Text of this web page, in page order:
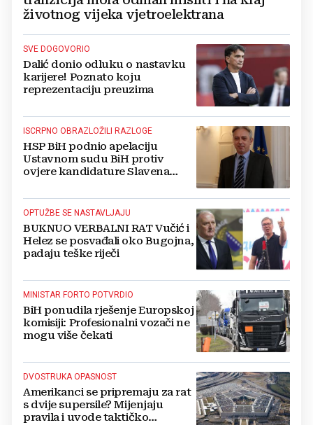
životnog vijeka vjetroelektrana
SVE DOGOVORIO
Dalić donio odluku o nastavku
karijere! Poznato koju
reprezentaciju preuzima
ISCRPNO OBRAZLOŽILI RAZLOGE
HSP BiH podnio apelaciju
Ustavnom sudu BiH protiv
ovjere kandidature Slavena
OPTUŽBE SE NASTAVLJAJU
BUKNUO VERBALNI RAT Vučić i
Helez se posvađali oko Bugojna,
padaju teške riječi
MINISTAR FORTO POTVRDIO
BiH ponudila rješenje Europskoj
komisiji: Profesionalni vozači ne
mogu više čekati
DVOSTRUKA OPASNOST
Amerikanci se pripremaju za rat
s dvije supersile? Mijenjaju
pravila i uvode taktičko